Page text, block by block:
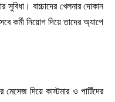
বাচ্চাদের খেলনার দোকান
কর্মী নিয়োগ দিয়ে তাদের অ্যাপে
মেসেজ দিয়ে কাস্টমার ও পার্টিদের